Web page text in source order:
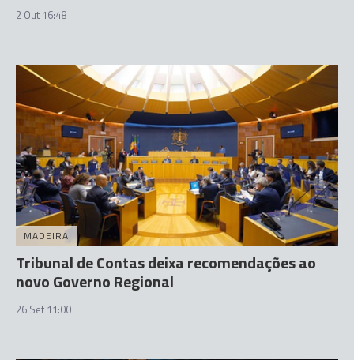
2 Out 16:48
MADEIRA
Tribunal de Contas deixa recomendações ao
novo Governo Regional
26 Set 11:00